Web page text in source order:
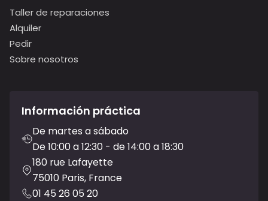
Taller de reparaciones
Alquiler
Pedir
Sobre nosotros
Información práctica
De martes a sábado
De 10:00 a 12:30 - de 14:00 a 18:30
180 rue Lafayette
75010 Paris, France
01 45 26 05 20